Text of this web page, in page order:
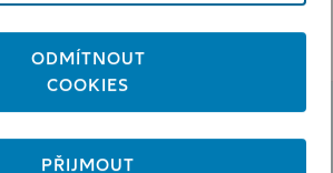
ODMÍTNOUT
COOKIES
PŘIJMOUT